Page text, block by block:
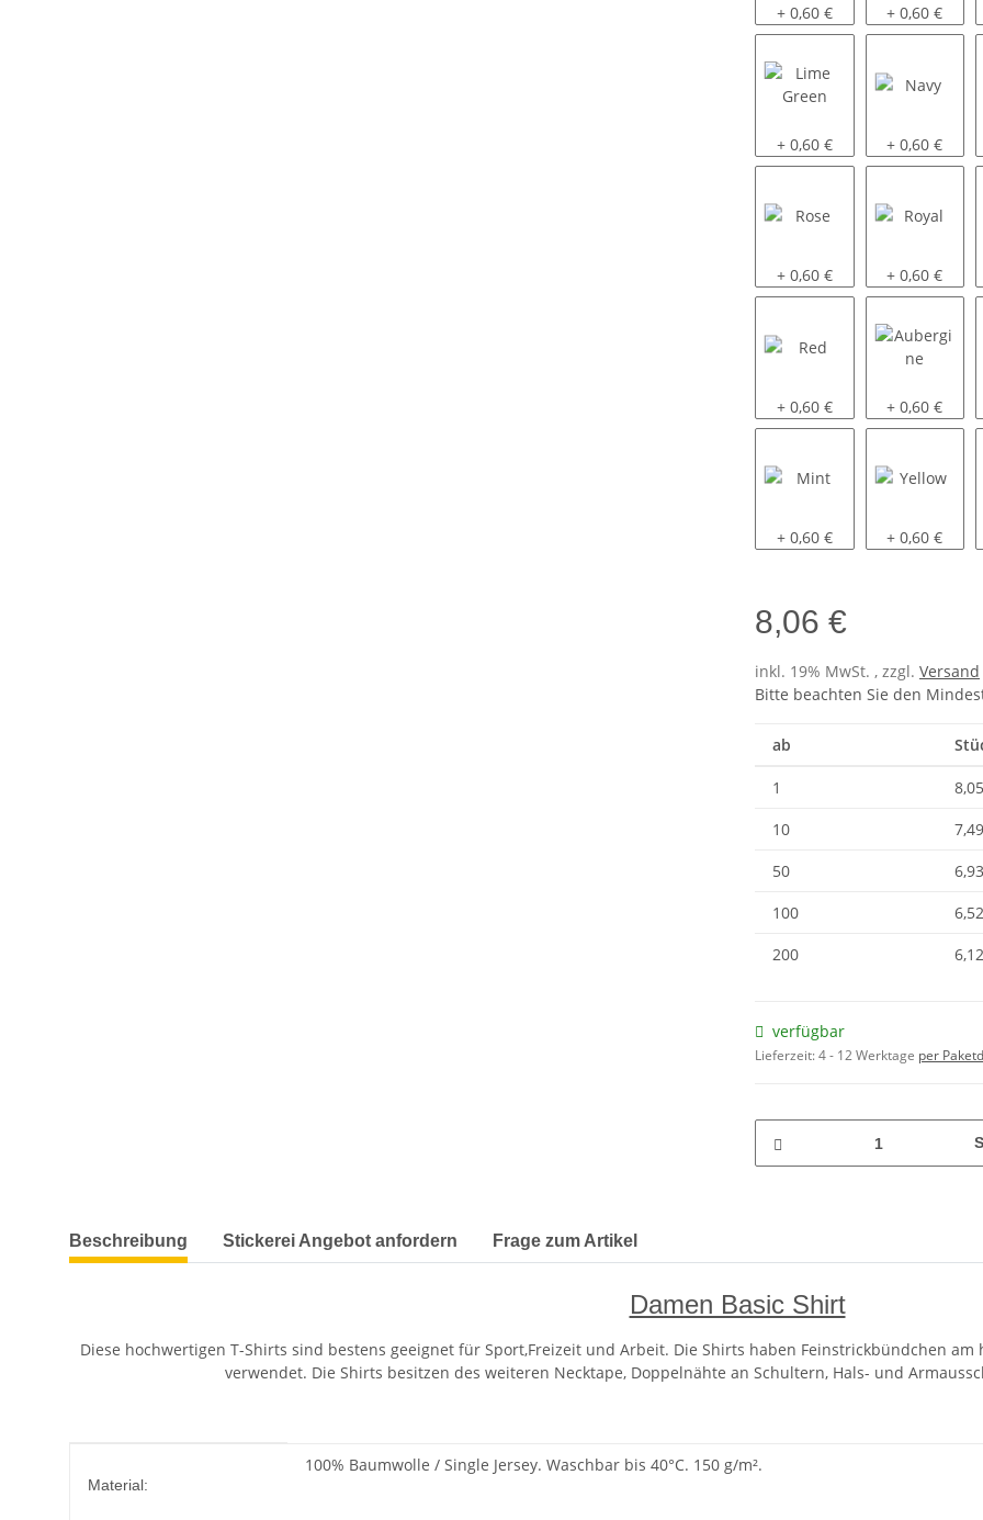
Gold Yellow
+ 0,60 € Irish Green
+ 0,60 €
Lime Green
+ 0,60 € Navy
+ 0,60 €
Rose
+ 0,60 € Royal
+ 0,60 €
Red
+ 0,60 € Aubergine
+ 0,60 €
Mint
+ 0,60 € Yellow
+ 0,60 €
8,06 €
inkl. 19% MwSt. , zzgl. Versand
Bitte beachten Sie den
ab
1
10
50
100
200
verfügbar
Lieferzeit:4 - 12 Werktage per
weitere Registerkarten anzeigen
Beschreibung Stickerei Angebot anfordern Frage zum Artikel
Damen Basic Shirt
Diese hochwertigen T-Shirts sind bestens geeignet für Sport,Freizeit und Arbeit. Die Shirts haben Feinstrickbündchen
verwendet. Die Shirts besitzen des weiteren Necktape, Doppelnähte an Schultern, Hals- und
Material:
100% Baumwolle / Single Jersey. Waschbar bis 40°C. 150 g/m².